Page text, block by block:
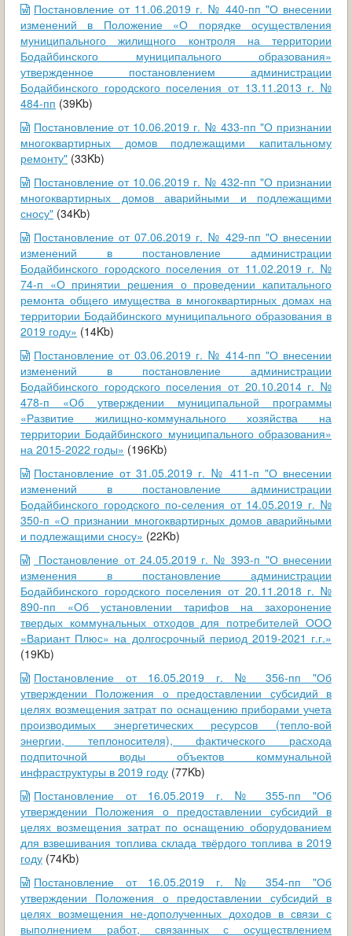
Постановление от 11.06.2019 г. № 440-пп "О внесении
изменений в Положение «О порядке осуществления
муниципального жилищного контроля на территории
Бодайбинского муниципального образования»
утвержденное постановлением администрации
Бодайбинского городского поселения от 13.11.2013 г. №
484-пп (39Kb)
Постановление от 10.06.2019 г. № 433-пп "О признании
многоквартирных домов подлежащими капитальному
ремонту" (33Kb)
Постановление от 10.06.2019 г. № 432-пп "О признании
многоквартирных домов аварийными и подлежащими
сносу" (34Kb)
Постановление от 07.06.2019 г. № 429-пп "О внесении
изменений в постановление администрации
Бодайбинского городского поселения от 11.02.2019 г. №
74-п «О принятии решения о проведении капитального
ремонта общего имущества в многоквартирных домах на
территории Бодайбинского муниципального образования в
2019 году» (14Kb)
Постановление от 03.06.2019 г. № 414-пп "О внесении
изменений в постановление администрации
Бодайбинского городского поселения от 20.10.2014 г. №
478-п «Об утверждении муниципальной программы
«Развитие жилищно-коммунального хозяйства на
территории Бодайбинского муниципального образования»
на 2015-2022 годы» (196Kb)
Постановление от 31.05.2019 г. № 411-п "О внесении
изменений в постановление администрации
Бодайбинского городского по-селения от 14.05.2019 г. №
350-п «О признании многоквартирных домов аварийными
и подлежащими сносу» (22Kb)
Постановление от 24.05.2019 г. № 393-п "О внесении
изменения в постановление администрации
Бодайбинского городского поселения от 20.11.2018 г. №
890-пп «Об установлении тарифов на захоронение
твердых коммунальных отходов для потребителей ООО
«Вариант Плюс» на долгосрочный период 2019-2021 г.г.»
(19Kb)
Постановление от 16.05.2019 г. № 356-пп "Об
утверждении Положения о предоставлении субсидий в
целях возмещения затрат по оснащению приборами учета
производимых энергетических ресурсов (тепло-вой
энергии, теплоносителя), фактического расхода
подпиточной воды объектов коммунальной
инфраструктуры в 2019 году (77Kb)
Постановление от 16.05.2019 г. № 355-пп "Об
утверждении Положения о предоставлении субсидий в
целях возмещения затрат по оснащению оборудованием
для взвешивания топлива склада твёрдого топлива в 2019
году (74Kb)
Постановление от 16.05.2019 г. № 354-пп "Об
утверждении Положения о предоставлении субсидий в
целях возмещения не-дополученных доходов в связи с
выполнением работ, связанных с осуществлением